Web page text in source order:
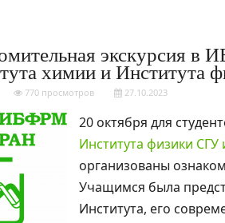
экскурсия в
химии и Института
770 просмотров 27.10.2023
20 октября для
Института физики
организованы
Учащимся была
Института, его